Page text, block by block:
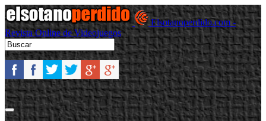
Elsotanoperdido.com -
Revista Online de Videojuegos